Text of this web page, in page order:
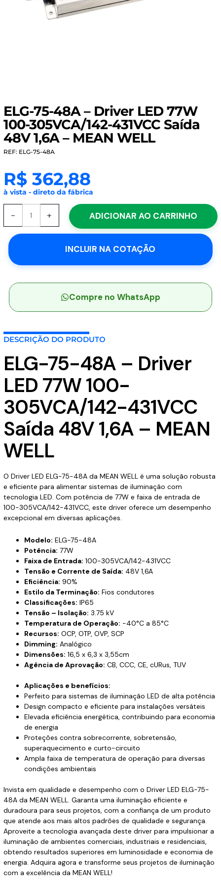
ELG-75-48A – Driver LED 77W
100-305VCA/142-431VCC Saída
48V 1,6A – MEAN WELL
REF: ELG-75-48A
R$362,88
à vista - direto da fábrica
-
Driver
LED
100-
431VCC
1,6A
MEAN
WELL
quantidade
+ ADICIONAR AO CARRINHO
INCLUIR NA COTAÇÃO
Compre no WhatsApp
DESCRIÇÃO DO PRODUTO
ELG-75-48A – Driver
LED 77W 100-
305VCA/142-431VCC
Saída 48V 1,6A – MEAN
WELL
O Driver LED ELG-75-48A da MEAN WELL é uma solução robusta
e eficiente para alimentar sistemas de iluminação com
tecnologia LED. Com potência de 77W e faixa de entrada de
100-305VCA/142-431VCC, este driver oferece um desempenho
excepcional em diversas aplicações.
Modelo: ELG-75-48A
Potência: 77W
Faixa de Entrada: 100-305VCA/142-431VCC
Tensão e Corrente de Saída: 48V 1,6A
Eficiência: 90%
Estilo da Terminação: Fios condutores
Classificações: IP65
Tensão – Isolação: 3.75 kV
Temperatura de Operação: -40°C a 85°C
Recursos: OCP, OTP, OVP, SCP
Dimming: Analógico
Dimensões: 16,5 x 6,3 x 3,55cm
Agência de Aprovação: CB, CCC, CE, cURus, TUV
Aplicações e benefícios:
Perfeito para sistemas de iluminação LED de alta potência
Design compacto e eficiente para instalações versáteis
Elevada eficiência energética, contribuindo para economia
de energia
Proteções contra sobrecorrente, sobretensão,
superaquecimento e curto-circuito
Ampla faixa de temperatura de operação para diversas
condições ambientais
Invista em qualidade e desempenho com o Driver LED ELG-75-
48A da MEAN WELL. Garanta uma iluminação eficiente e
duradoura para seus projetos, com a confiança de um produto
que atende aos mais altos padrões de qualidade e segurança.
Aproveite a tecnologia avançada deste driver para impulsionar a
iluminação de ambientes comerciais, industriais e residenciais,
obtendo resultados superiores em luminosidade e economia de
energia. Adquira agora e transforme seus projetos de iluminação
com a excelência da MEAN WELL!